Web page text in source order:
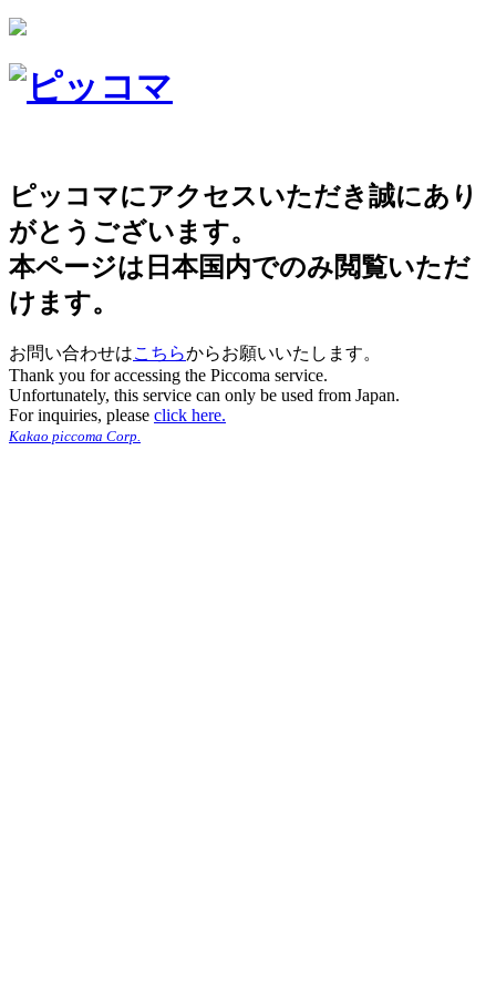
ピッコマにアクセスいただき誠にあり
がとうございます。
本ページは日本国内でのみ閲覧いただ
けます。
お問い合わせはこちらからお願いいたします。
Thank you for accessing the Piccoma service.
Unfortunately, this service can only be used from Japan.
For inquiries, please click here.
Kakao piccoma Corp.